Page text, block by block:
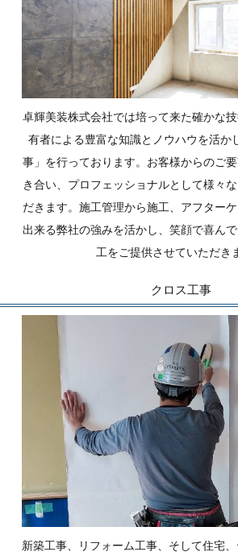
卓輝美装株式会社では培って来た確かな
有者による豊富な知識とノウハウを活か
事」を行っております。お客様からのご
き合い、プロフェッショナルとして様々
だきます。施工管理から施工、アフター
出来る弊社の強みを活かし、笑顔で喜ん
工をご提供させていただき
クロス工事
新築工事、リフォーム工事、そして住宅